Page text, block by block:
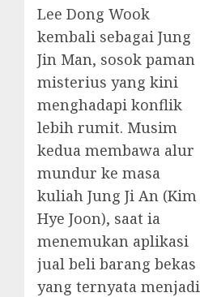
Lee Dong Wook
kembali sebagai Jung
Jin Man, sosok paman
misterius yang kini
menghadapi konflik
lebih rumit. Musim
kedua membawa alur
mundur ke masa
kuliah Jung Ji An (Kim
Hye Joon), saat ia
menemukan aplikasi
jual beli barang bekas
yang ternyata menjadi